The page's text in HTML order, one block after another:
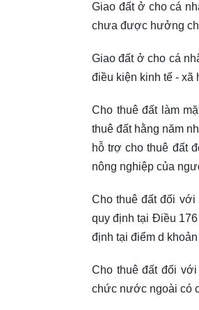
Giao đất ở cho cá
chưa được hưởng
Giao đất ở cho cá
điều kiện kinh tế -
Cho thuê đất làm
thuê đất hằng năm
hỗ trợ cho thuê đất
nông nghiệp của
Cho thuê đất đối
quy định tại Điều 176
định tại điểm d
Cho thuê đất đối
chức nước ngoài có